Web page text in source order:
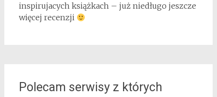
inspirujacych książkach – już niedługo jeszcze
więcej recenzji
Polecam serwisy z których